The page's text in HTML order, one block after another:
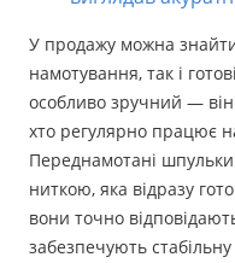
У продажу можна
намотування, так і
особливо зручний —
хто регулярно працює
Переднамотані
ниткою, яка відразу
вони точно
забезпечують